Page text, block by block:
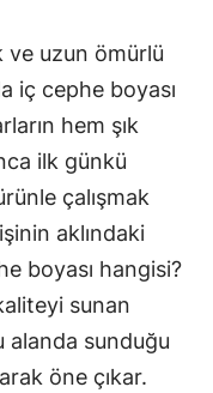
uzun ömürlü
iç cephe boyası
hem şık
ilk günkü
çalışmak
aklındaki
boyası hangisi?
sunan
alanda sunduğu
öne çıkar.